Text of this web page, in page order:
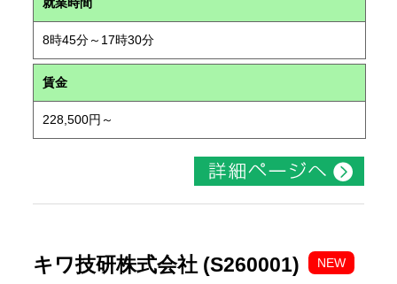
8時45分～17時30分
賃金
228,500円～
キワ技研株式会社 (S260001) NEW